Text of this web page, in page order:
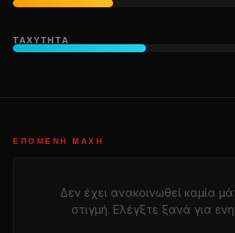
ΤΑΧΎΤΗΤΑ
ΕΠΌΜΕΝΗ ΜΆΧΗ
Δεν έχει ανακοινωθεί καμία
στιγμή. Ελέγξτε ξανά για